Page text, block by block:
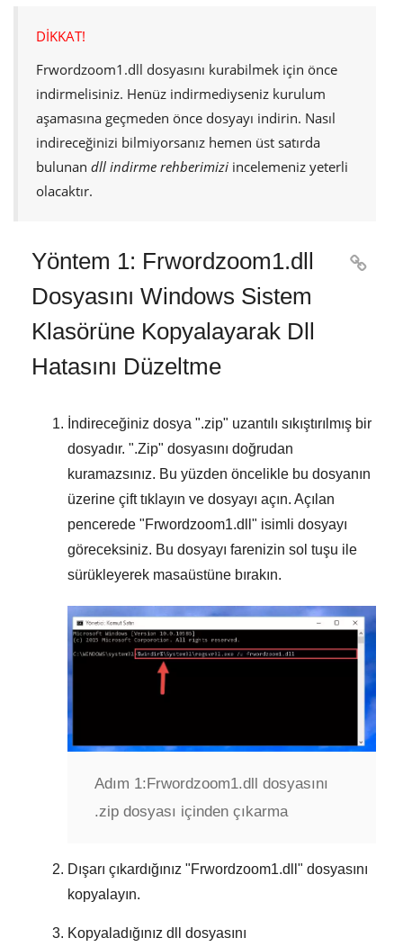
DİKKAT!
Frwordzoom1.dll dosyasını kurabilmek için önce
indirmelisiniz. Henüz indirmediyseniz kurulum
aşamasına geçmeden önce dosyayı indirin. Nasıl
indireceğinizi bilmiyorsanız hemen üst satırda
bulunan dll indirme rehberimizi incelemeniz yeterli
olacaktır.
Yöntem 1: Frwordzoom1.dll
Dosyasını Windows Sistem
Klasörüne Kopyalayarak Dll
Hatasını Düzeltme

İndireceğiniz dosya ".zip" uzantılı sıkıştırılmış bir
dosyadır. ".Zip" dosyasını doğrudan
kuramazsınız. Bu yüzden öncelikle bu dosyanın
üzerine çift tıklayın ve dosyayı açın. Açılan
pencerede "Frwordzoom1.dll " isimli dosyayı
göreceksiniz. Bu dosyayı farenizin sol tuşu ile
sürükleyerek masaüstüne bırakın.
Adım 1:Frwordzoom1.dll dosyasını
.zip dosyası içinden çıkarma
Dışarı çıkardığınız "Frwordzoom1.dll " dosyasını
kopyalayın.
Kopyaladığınız dll dosyasını